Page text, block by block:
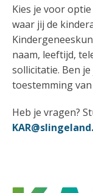
Kies je voor
waar jij de
naam, leeftijd,
sollicitatie. Ben
toestemming
Heb je vragen?